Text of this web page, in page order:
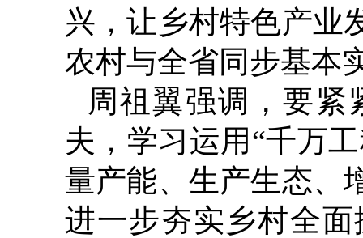
兴，让乡村特色产业
农村与全省同步基本
周祖翼强调，要紧
夫，学习运用“千万
量产能、生产生态、
进一步夯实乡村全